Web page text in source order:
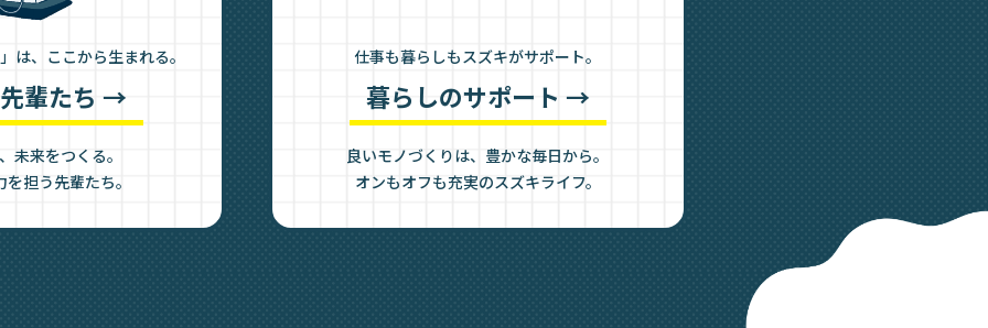
は、ここから生まれる。
輩たち →
未来をつくる。
担う先輩たち。
仕事も暮らしもスズキがサポート。
暮らしのサポート →
良いモノづくりは、豊かな毎日から。
オンもオフも充実のスズキライフ。